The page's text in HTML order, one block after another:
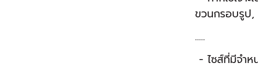
ขวนกรอบรูป,
.....
- ไซส์ที่มีจำ